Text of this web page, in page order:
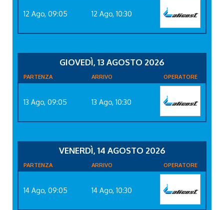
12 Ago, 09:05 12 Ago, 10:30
GIOVEDÌ, 13 AGOSTO 2026
PARTENZA ARRIVO OPERATORE
13 Ago, 09:05 13 Ago, 10:30
VENERDÌ, 14 AGOSTO 2026
PARTENZA ARRIVO OPERATORE
14 Ago, 09:05 14 Ago, 10:30